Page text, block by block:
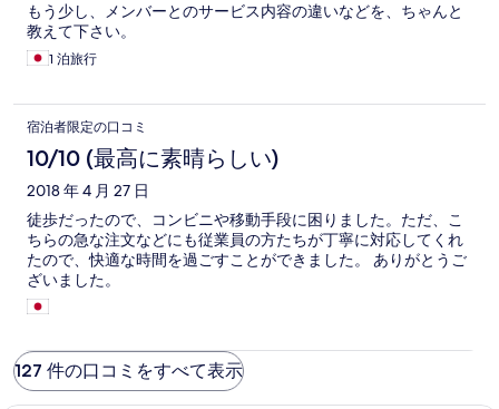
もう少し、メンバーとのサービス内容の違いなどを、ちゃんと
教えて下さい。
1 泊旅行
宿泊者限定の口コミ
10/10 (最高に素晴らしい)
2018 年 4 月 27 日
徒歩だったので、コンビニや移動手段に困りました。ただ、こ
ちらの急な注文などにも従業員の方たちが丁寧に対応してくれ
たので、快適な時間を過ごすことができました。 ありがとうご
ざいました。
127 件の口コミをすべて表示